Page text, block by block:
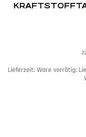
Lieferzeit: Ware vorrätig: